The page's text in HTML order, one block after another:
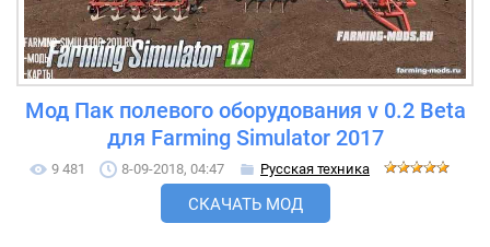
Мод Пак полевого оборудования v 0.2 Beta
для Farming Simulator 2017
9 481 8-09-2018, 04:47 Русская техника
СКАЧАТЬ МОД